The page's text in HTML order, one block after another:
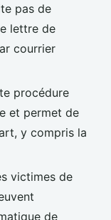
pas de
lettre de
courrier
procédure
et permet de
y compris la
victimes de
de